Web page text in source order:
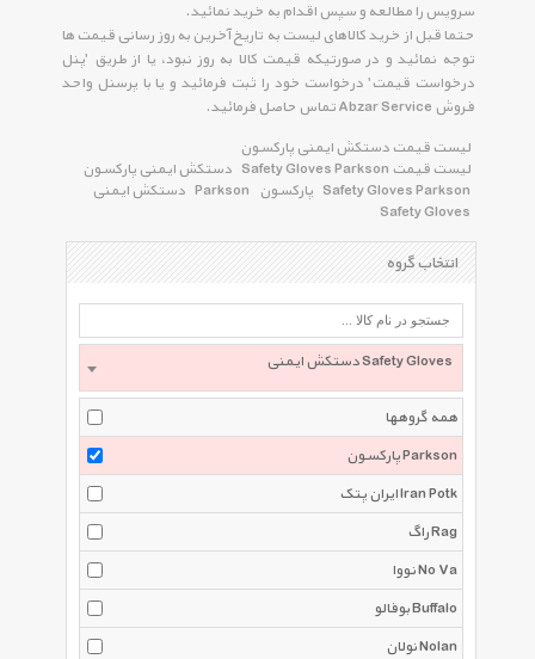
سرویس را مطالعه و سپس اقدام به خرید نمائید.
حتما قبل از خرید کالاهای لیست به تاریخ آخرین به روز رسانی قیمت ها
توجه نمائید و در صورتیکه قیمت کالا به روز نبود، یا از طریق 'پنل
درخواست قیمت' درخواست خود را ثبت فرمائید و یا با پرسنل واحد
فروش Abzar Service تماس حاصل فرمائید.
لیست قیمت دستکش ایمنی پارکسون
لیست قیمت Safety Gloves Parkson
دستکش ایمنی پارکسون
Safety Gloves Parkson پارکسون Parkson دستکش ایمنی
Safety Gloves
انتخاب گروه
دستکش ایمنی Safety Gloves
همه گروهها
پارکسون Parkson
ایران پتک Iran Potk
راگ Rag
نووا No Va
بوفالو Buffalo
نولان Nolan